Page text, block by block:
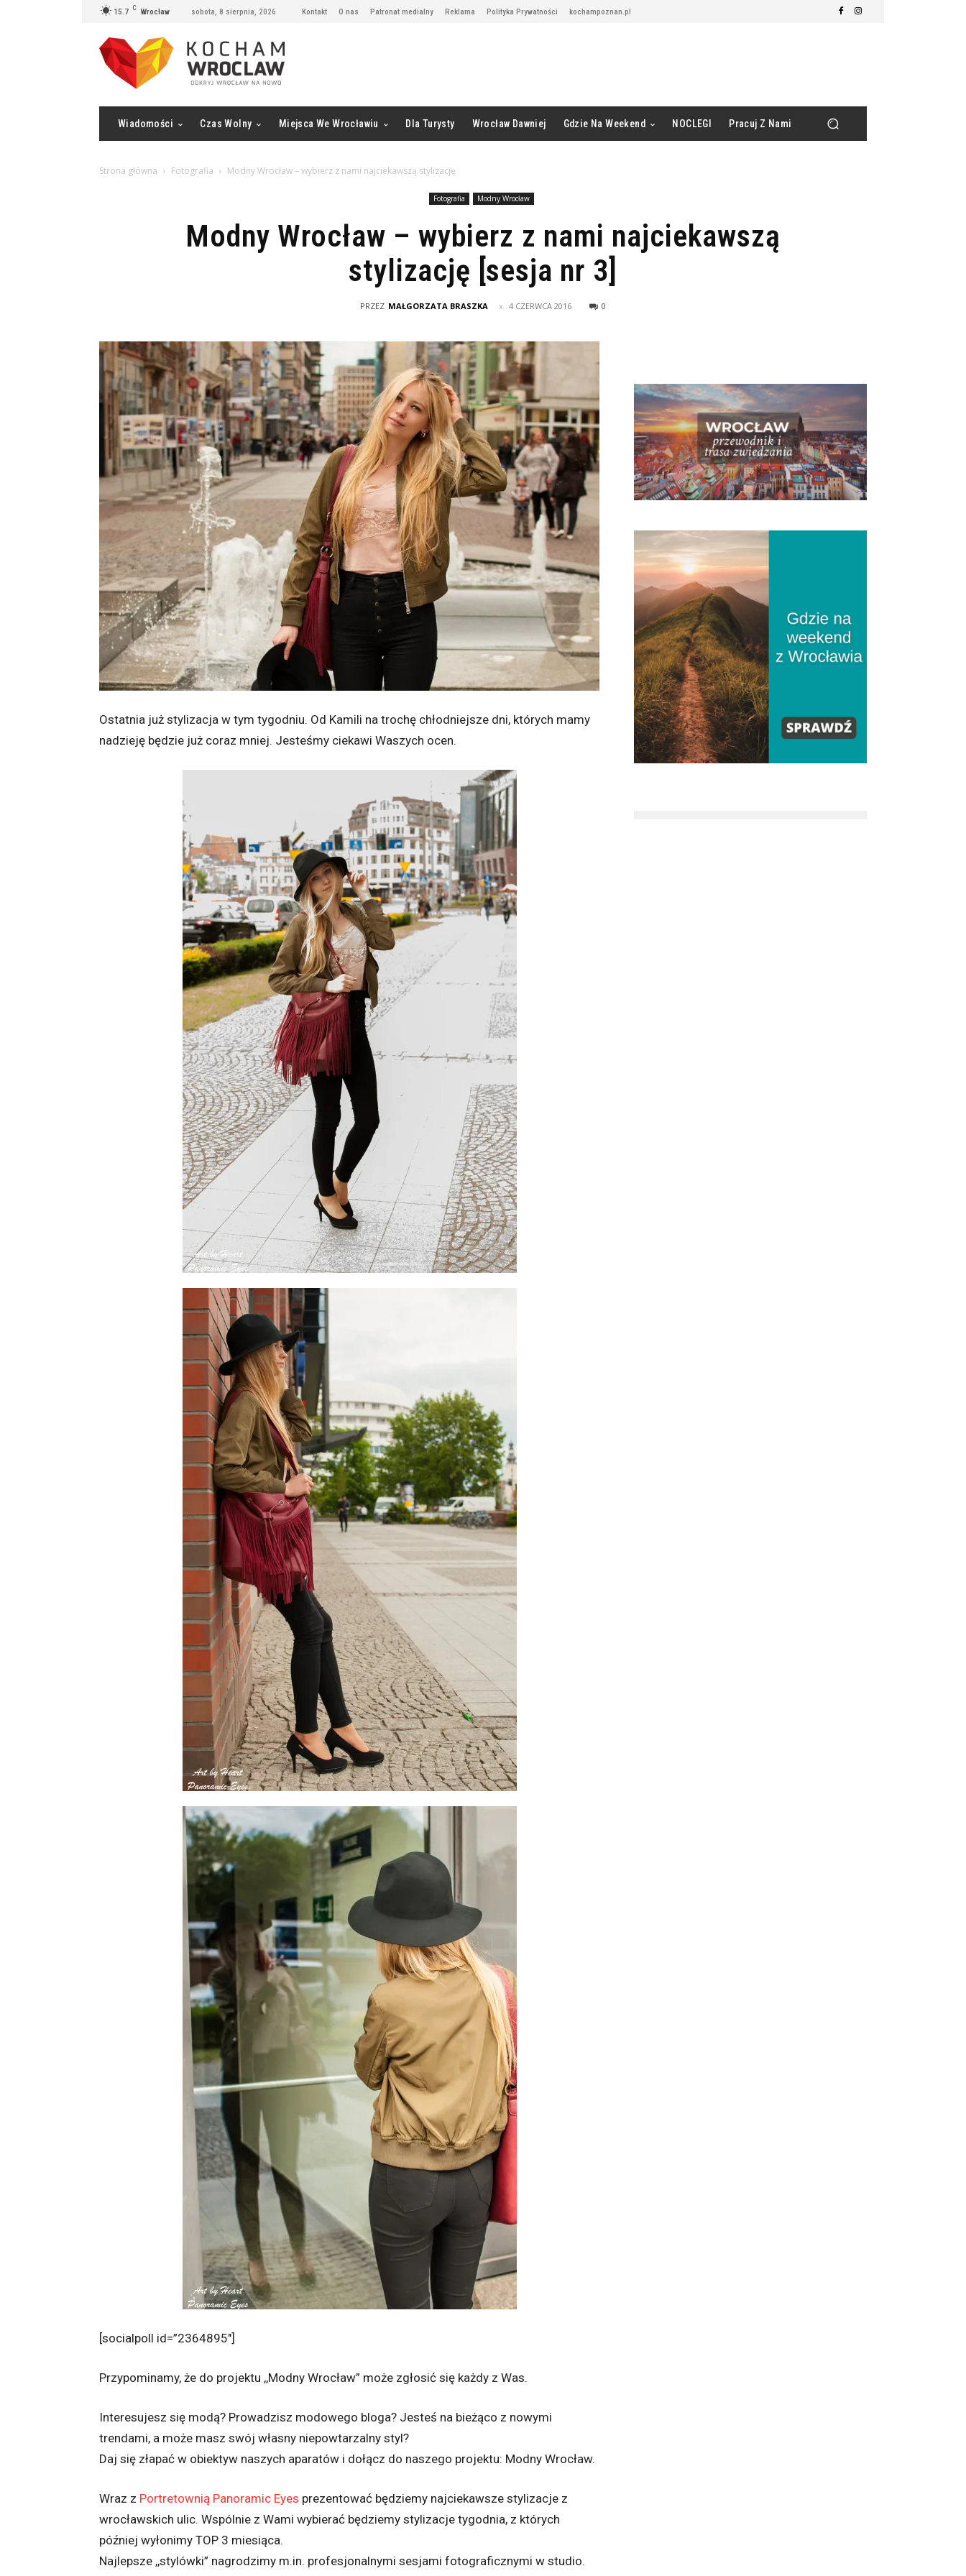
15.7 C Wrocław sobota, 8 sierpnia, 2026 Kontakt O nas Patronat medialny Reklama Polityka Prywatności kochampoznan.pl
Wiadomości Czas Wolny Miejsca We Wrocławiu Dla Turysty Wrocław Dawniej Gdzie Na Weekend NOCLEGI Pracuj Z Nami
Strona główna Fotografia Modny Wrocław – wybierz z nami najciekawszą stylizację
Fotografia Modny Wrocław
Modny Wrocław – wybierz z nami najciekawszą
stylizację [sesja nr 3]
PRZEZ MAŁGORZATA BRASZKA 4 CZERWCA 2016 0
Ostatnia już stylizacja w tym tygodniu. Od Kamili na trochę chłodniejsze dni, których mamy
nadzieję będzie już coraz mniej. Jesteśmy ciekawi Waszych ocen.
[socialpoll id=”2364895″]
Przypominamy, że do projektu ,,Modny Wrocław” może zgłosić się każdy z Was.
Interesujesz się modą? Prowadzisz modowego bloga? Jesteś na bieżąco z nowymi
trendami, a może masz swój własny niepowtarzalny styl?
Daj się złapać w obiektyw naszych aparatów i dołącz do naszego projektu: Modny Wrocław.
Wraz z Portretownią Panoramic Eyes prezentować będziemy najciekawsze stylizacje z
wrocławskich ulic. Wspólnie z Wami wybierać będziemy stylizacje tygodnia, z których
później wyłonimy TOP 3 miesiąca.
Najlepsze ,,stylówki” nagrodzimy m.in. profesjonalnymi sesjami fotograficznymi w studio.